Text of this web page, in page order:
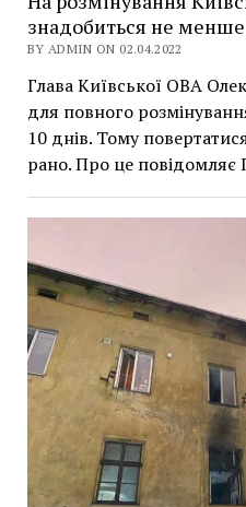
знадобиться не менше
BY ADMIN ON 02.04.2022
Глава Київської ОВА
для повного
10 днів. Тому
рано. Про це